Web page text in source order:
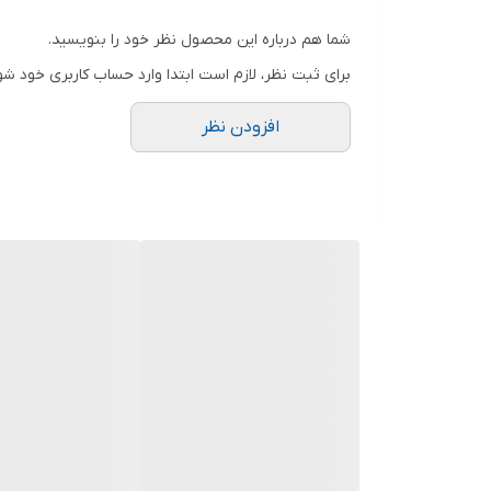
شما هم درباره این محصول نظر خود را بنویسید.
برای ثبت نظر، لازم است ابتدا وارد حساب کاربری خود
افزودن نظر